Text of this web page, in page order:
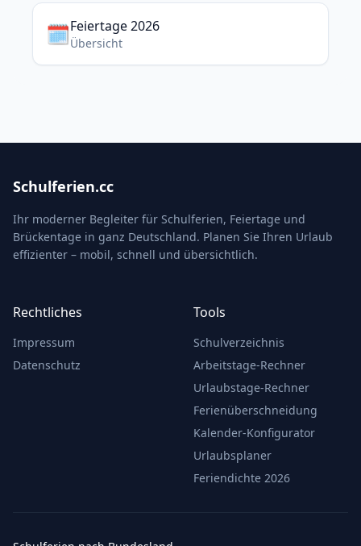
🗓️Feiertage 2026
Übersicht
Schulferien.cc
Ihr moderner Begleiter für Schulferien, Feiertage und
Brückentage in ganz Deutschland. Planen Sie Ihren Urlaub
effizienter – mobil, schnell und übersichtlich.
Rechtliches
Impressum
Datenschutz
Tools
Schulverzeichnis
Arbeitstage-Rechner
Urlaubstage-Rechner
Ferienüberschneidung
Kalender-Konfigurator
Urlaubsplaner
Feriendichte 2026